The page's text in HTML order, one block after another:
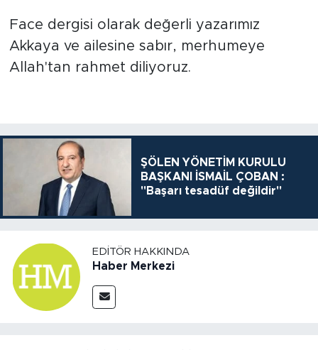
Face dergisi olarak değerli yazarımız
Akkaya ve ailesine sabır, merhumeye
Allah'tan rahmet diliyoruz.
ŞÖLEN YÖNETİM KURULU
BAŞKANI İSMAİL ÇOBAN :
"Başarı tesadüf değildir"
EDITÖR HAKKINDA
Haber Merkezi